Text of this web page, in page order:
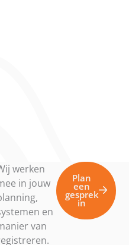
werken
in jouw
en
van
Plan
een
gesprek
in